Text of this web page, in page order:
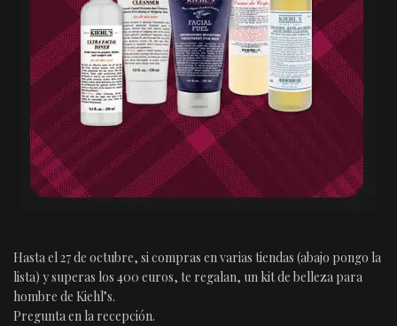
Hasta el 27 de octubre, si compras en varias tiendas (abajo pongo la
lista) y superas los 400 euros, te regalan, un kit de belleza para
hombre de Kiehl’s.
Pregunta en la recepción.